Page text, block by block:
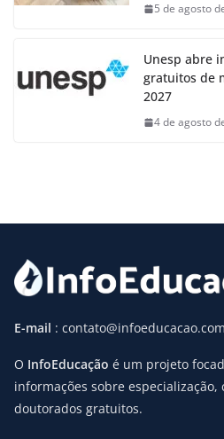
5 de agosto
Unesp abre
gratuitos de
2027
4 de agosto
E-mail :
O InfoEducação é um projeto
informações sobre especialização,
doutorados gratuitos.